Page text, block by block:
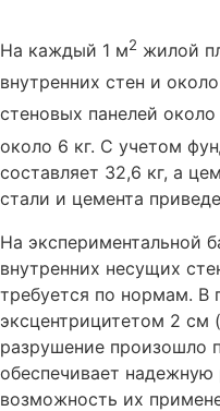
На каждый 1 м2 жилой
внутренних стен и
стеновых панелей около
около 6 кг. С учетом
составляет 32,6 кг, а
стали и цемента
На экспериментальной
внутренних несущих
требуется по нормам. В
эксцентрицитетом 2 см
разрушение произошло
обеспечивает
возможность их